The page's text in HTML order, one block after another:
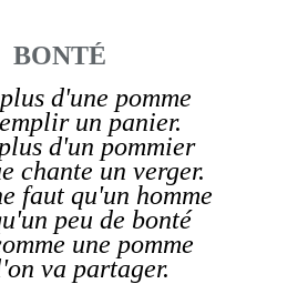
BONTÉ
d'une pomme
un panier.
d'un pommier
chante un verger.
faut qu'un homme
peu de bonté
une pomme
va partager.